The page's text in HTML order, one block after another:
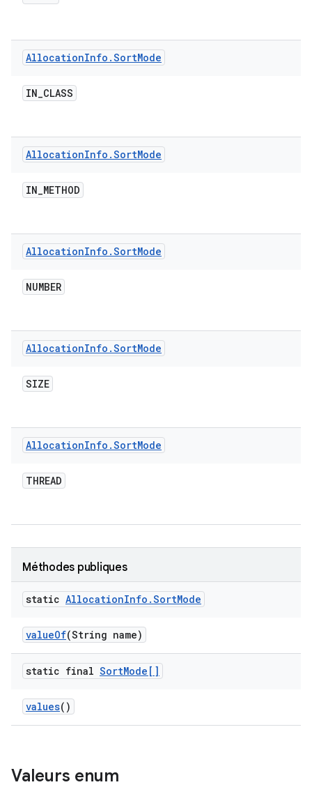
AllocationInfo .SortMode
IN_CLASS
AllocationInfo .SortMode
IN_METHOD
AllocationInfo .SortMode
NUMBER
AllocationInfo .SortMode
SIZE
AllocationInfo .SortMode
THREAD
Méthodes publiques
static AllocationInfo .SortMode
valueOf(String name)
static final SortMode[]
values()
Valeurs enum